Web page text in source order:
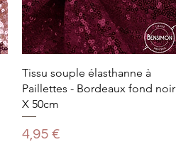
Tissu souple élasthanne à
Paillettes - Bordeaux fond noir
X 50cm
Prix
4,95 €